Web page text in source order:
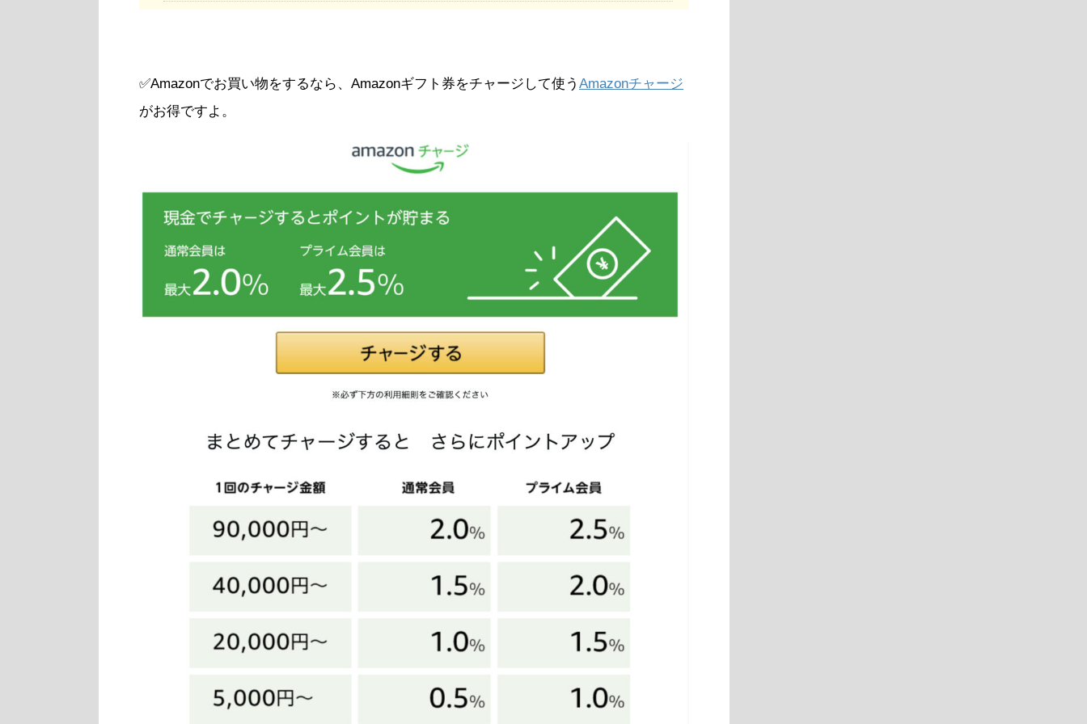
✅Amazonでお買い物をするなら、Amazonギフト券をチャージして使う Amazonチャージ
がお得ですよ。